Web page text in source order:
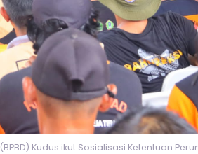
Kudus ikut Sosialisasi Ketentuan